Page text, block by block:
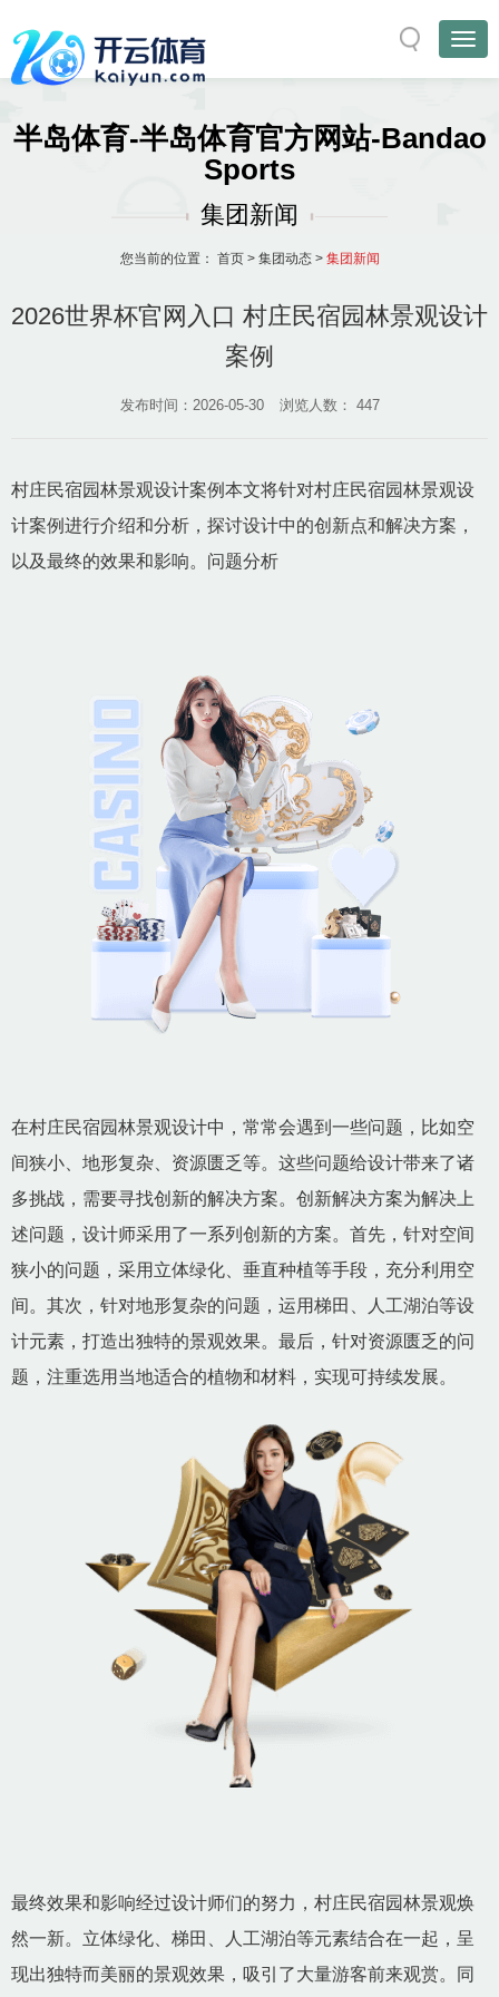
半岛体育-半岛体育官方网站-Bandao
Sports
集团新闻
您当前的位置： 首页> 集团动态> 集团新闻
2026世界杯官网入口 村庄民宿园林景观设计
案例
发布时间：2026-05-30 浏览人数： 447
村庄民宿园林景观设计案例本文将针对村庄民宿园林景观设
计案例进行介绍和分析，探讨设计中的创新点和解决方案，
以及最终的效果和影响。问题分析
在村庄民宿园林景观设计中，常常会遇到一些问题，比如空
间狭小、地形复杂、资源匮乏等。这些问题给设计带来了诸
多挑战，需要寻找创新的解决方案。创新解决方案为解决上
述问题，设计师采用了一系列创新的方案。首先，针对空间
狭小的问题，采用立体绿化、垂直种植等手段，充分利用空
间。其次，针对地形复杂的问题，运用梯田、人工湖泊等设
计元素，打造出独特的景观效果。最后，针对资源匮乏的问
题，注重选用当地适合的植物和材料，实现可持续发展。
最终效果和影响经过设计师们的努力，村庄民宿园林景观焕
然一新。立体绿化、梯田、人工湖泊等元素结合在一起，呈
现出独特而美丽的景观效果，吸引了大量游客前来观赏。同